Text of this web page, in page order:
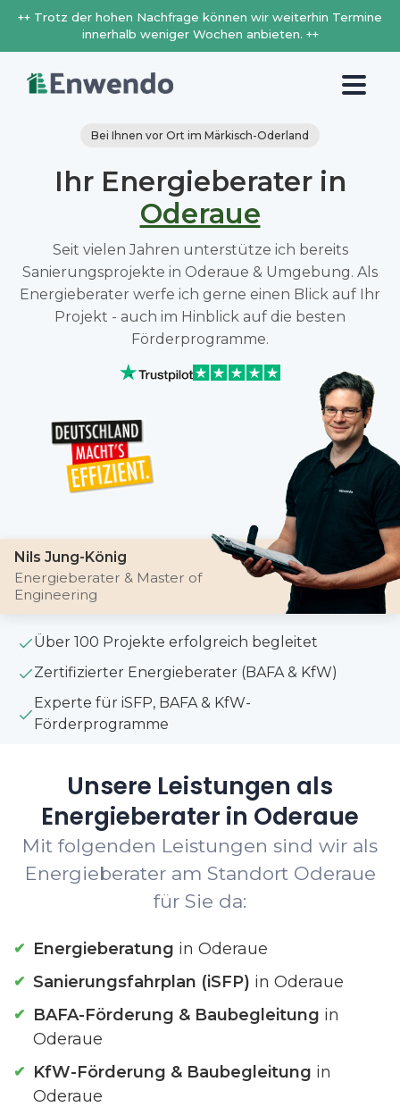
++ Trotz der hohen Nachfrage können wir weiterhin Termine
innerhalb weniger Wochen anbieten. ++
Bei Ihnen vor Ort im Märkisch-Oderland
Ihr Energieberater in
Oderaue
Seit vielen Jahren unterstütze ich bereits
Sanierungsprojekte in Oderaue & Umgebung. Als
Energieberater werfe ich gerne einen Blick auf Ihr
Projekt - auch im Hinblick auf die besten
Förderprogramme.
Nils Jung-König
Energieberater & Master of
Engineering
Über 100 Projekte erfolgreich begleitet
Zertifizierter Energieberater (BAFA & KfW)
Experte für iSFP, BAFA & KfW-
Förderprogramme
Unsere Leistungen als
Energieberater in Oderaue
Mit folgenden Leistungen sind wir als
Energieberater am Standort Oderaue
für Sie da:
Energieberatung in Oderaue
Sanierungsfahrplan (iSFP) in Oderaue
BAFA-Förderung & Baubegleitung in
Oderaue
KfW-Förderung & Baubegleitung in
Oderaue